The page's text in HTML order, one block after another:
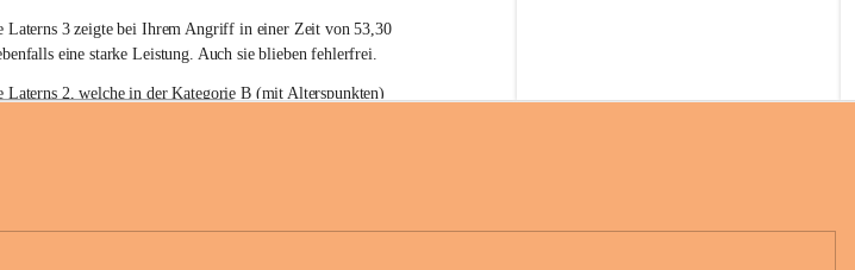
Laterns 3 zeigte bei Ihrem Angriff in einer Zeit von 53,30
eine starke Leistung. Auch sie blieben fehlerfrei.
Laterns 2, welche in der Kategorie B (mit Alterspunkten)